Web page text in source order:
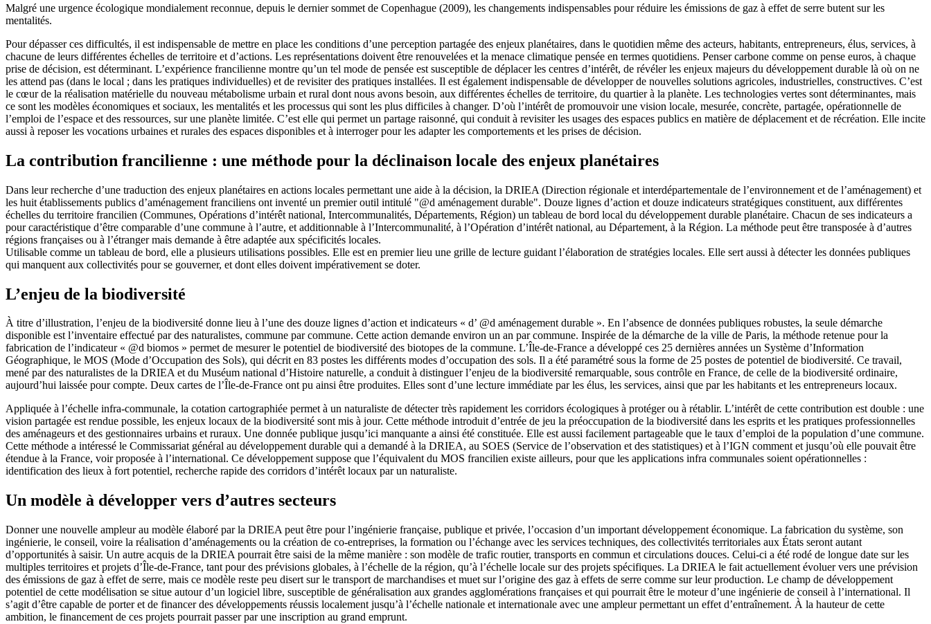
Malgré une urgence écologique mondialement reconnue, depuis le dernier sommet de Copenhague (2009), les changements indispensables pour réduire les émissions de gaz à effet de serre butent sur les
mentalités.
Pour dépasser ces difficultés, il est indispensable de mettre en place les conditions d’une perception partagée des enjeux planétaires, dans le quotidien même des acteurs, habitants, entrepreneurs, élus, services, à
chacune de leurs différentes échelles de territoire et d’actions. Les représentations doivent être renouvelées et la menace climatique pensée en termes quotidiens. Penser carbone comme on pense euros, à chaque
prise de décision, est déterminant. L’expérience francilienne montre qu’un tel mode de pensée est susceptible de déplacer les centres d’intérêt, de révéler les enjeux majeurs du développement durable là où on ne
les attend pas (dans le local ; dans les pratiques individuelles) et de revisiter des pratiques installées. Il est également indispensable de développer de nouvelles solutions agricoles, industrielles, constructives. C’est
le cœur de la réalisation matérielle du nouveau métabolisme urbain et rural dont nous avons besoin, aux différentes échelles de territoire, du quartier à la planète. Les technologies vertes sont déterminantes, mais
ce sont les modèles économiques et sociaux, les mentalités et les processus qui sont les plus difficiles à changer. D’où l’intérêt de promouvoir une vision locale, mesurée, concrète, partagée, opérationnelle de
l’emploi de l’espace et des ressources, sur une planète limitée. C’est elle qui permet un partage raisonné, qui conduit à revisiter les usages des espaces publics en matière de déplacement et de récréation. Elle incite
aussi à reposer les vocations urbaines et rurales des espaces disponibles et à interroger pour les adapter les comportements et les prises de décision.
La contribution francilienne : une méthode pour la déclinaison locale des enjeux planétaires
Dans leur recherche d’une traduction des enjeux planétaires en actions locales permettant une aide à la décision, la DRIEA (Direction régionale et interdépartementale de l’environnement et de l’aménagement) et
les huit établissements publics d’aménagement franciliens ont inventé un premier outil intitulé "@d aménagement durable". Douze lignes d’action et douze indicateurs stratégiques constituent, aux différentes
échelles du territoire francilien (Communes, Opérations d’intérêt national, Intercommunalités, Départements, Région) un tableau de bord local du développement durable planétaire. Chacun de ses indicateurs a
pour caractéristique d’être comparable d’une commune à l’autre, et additionnable à l’Intercommunalité, à l’Opération d’intérêt national, au Département, à la Région. La méthode peut être transposée à d’autres
régions françaises ou à l’étranger mais demande à être adaptée aux spécificités locales.
Utilisable comme un tableau de bord, elle a plusieurs utilisations possibles. Elle est en premier lieu une grille de lecture guidant l’élaboration de stratégies locales. Elle sert aussi à détecter les données publiques
qui manquent aux collectivités pour se gouverner, et dont elles doivent impérativement se doter.
L’enjeu de la biodiversité
À titre d’illustration, l’enjeu de la biodiversité donne lieu à l’une des douze lignes d’action et indicateurs « d’ @d aménagement durable ». En l’absence de données publiques robustes, la seule démarche
disponible est l’inventaire effectué par des naturalistes, commune par commune. Cette action demande environ un an par commune. Inspirée de la démarche de la ville de Paris, la méthode retenue pour la
fabrication de l’indicateur « @d biomos » permet de mesurer le potentiel de biodiversité des biotopes de la commune. L’Île-de-France a développé ces 25 dernières années un Système d’Information
Géographique, le MOS (Mode d’Occupation des Sols), qui décrit en 83 postes les différents modes d’occupation des sols. Il a été paramétré sous la forme de 25 postes de potentiel de biodiversité. Ce travail,
mené par des naturalistes de la DRIEA et du Muséum national d’Histoire naturelle, a conduit à distinguer l’enjeu de la biodiversité remarquable, sous contrôle en France, de celle de la biodiversité ordinaire,
aujourd’hui laissée pour compte. Deux cartes de l’Île-de-France ont pu ainsi être produites. Elles sont d’une lecture immédiate par les élus, les services, ainsi que par les habitants et les entrepreneurs locaux.
Appliquée à l’échelle infra-communale, la cotation cartographiée permet à un naturaliste de détecter très rapidement les corridors écologiques à protéger ou à rétablir. L’intérêt de cette contribution est double : une
vision partagée est rendue possible, les enjeux locaux de la biodiversité sont mis à jour. Cette méthode introduit d’entrée de jeu la préoccupation de la biodiversité dans les esprits et les pratiques professionnelles
des aménageurs et des gestionnaires urbains et ruraux. Une donnée publique jusqu’ici manquante a ainsi été constituée. Elle est aussi facilement partageable que le taux d’emploi de la population d’une commune.
Cette méthode a intéressé le Commissariat général au développement durable qui a demandé à la DRIEA, au SOES (Service de l’observation et des statistiques) et à l’IGN comment et jusqu’où elle pouvait être
étendue à la France, voir proposée à l’international. Ce développement suppose que l’équivalent du MOS francilien existe ailleurs, pour que les applications infra communales soient opérationnelles :
identification des lieux à fort potentiel, recherche rapide des corridors d’intérêt locaux par un naturaliste.
Un modèle à développer vers d’autres secteurs
Donner une nouvelle ampleur au modèle élaboré par la DRIEA peut être pour l’ingénierie française, publique et privée, l’occasion d’un important développement économique. La fabrication du système, son
ingénierie, le conseil, voire la réalisation d’aménagements ou la création de co-entreprises, la formation ou l’échange avec les services techniques, des collectivités territoriales aux États seront autant
d’opportunités à saisir. Un autre acquis de la DRIEA pourrait être saisi de la même manière : son modèle de trafic routier, transports en commun et circulations douces. Celui-ci a été rodé de longue date sur les
multiples territoires et projets d’Île-de-France, tant pour des prévisions globales, à l’échelle de la région, qu’à l’échelle locale sur des projets spécifiques. La DRIEA le fait actuellement évoluer vers une prévision
des émissions de gaz à effet de serre, mais ce modèle reste peu disert sur le transport de marchandises et muet sur l’origine des gaz à effets de serre comme sur leur production. Le champ de développement
potentiel de cette modélisation se situe autour d’un logiciel libre, susceptible de généralisation aux grandes agglomérations françaises et qui pourrait être le moteur d’une ingénierie de conseil à l’international. Il
s’agit d’être capable de porter et de financer des développements réussis localement jusqu’à l’échelle nationale et internationale avec une ampleur permettant un effet d’entraînement. À la hauteur de cette
ambition, le financement de ces projets pourrait passer par une inscription au grand emprunt.